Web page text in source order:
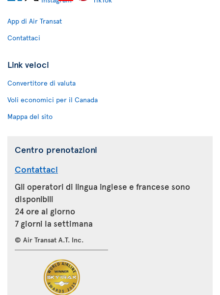
App di Air Transat
Contattaci
Link veloci
Convertitore di valuta
Voli economici per il Canada
Mappa del sito
Centro prenotazioni
Contattaci
Gli operatori di lingua inglese e francese sono
disponibili
24 ore al giorno
7 giorni la settimana
© Air Transat A.T. Inc.